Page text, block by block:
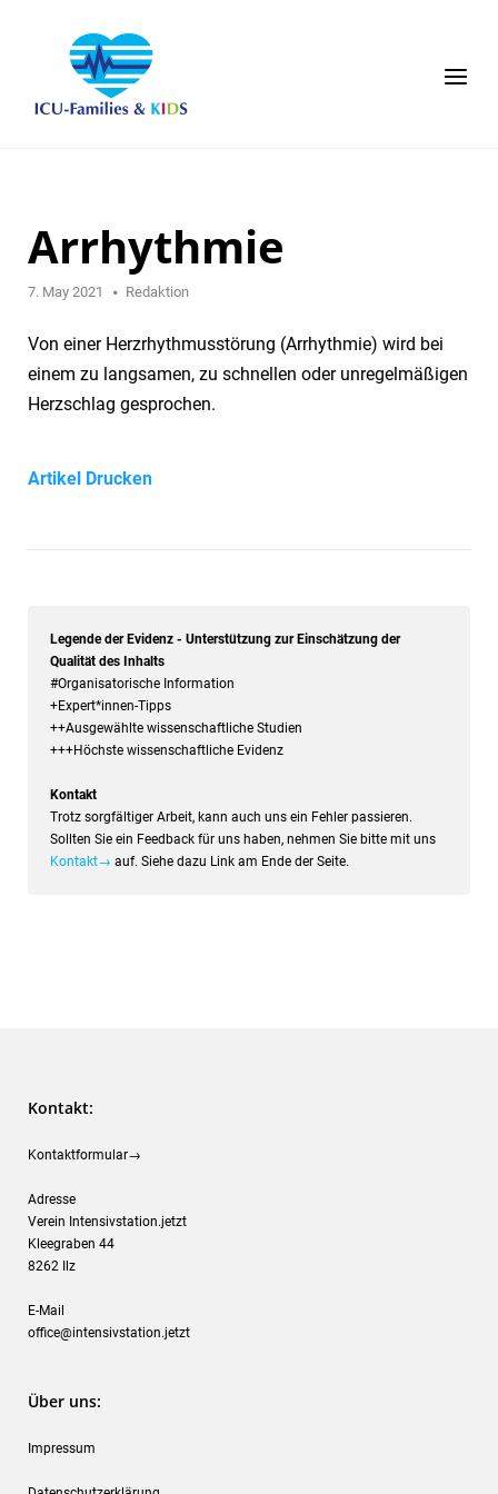
Menu
Arrhythmie
7. May 2021 Redaktion
Von einer Herzrhythmusstörung (Arrhythmie) wird bei
einem zu langsamen, zu schnellen oder unregelmäßigen
Herzschlag gesprochen.
Artikel Drucken
Legende der Evidenz - Unterstützung zur Einschätzung der
Qualität des Inhalts
#Organisatorische Information
+Expert*innen-Tipps
++Ausgewählte wissenschaftliche Studien
+++Höchste wissenschaftliche Evidenz
Kontakt
Trotz sorgfältiger Arbeit, kann auch uns ein Fehler passieren.
Sollten Sie ein Feedback für uns haben, nehmen Sie bitte mit uns
Kontakt→ auf. Siehe dazu Link am Ende der Seite.
Kontakt:
Kontaktformular→
Adresse
Verein Intensivstation.jetzt
Kleegraben 44
8262 Ilz
E-Mail
office@intensivstation.jetzt
Über uns:
Impressum